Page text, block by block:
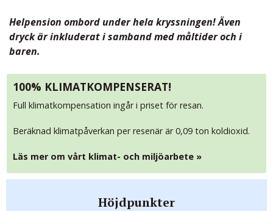
Helpension ombord under hela kryssningen! Även
dryck är inkluderat i samband med måltider och i
baren.
100% KLIMATKOMPENSERAT!
Full klimatkompensation ingår i priset för resan.
Beräknad klimatpåverkan per resenär är 0,09 ton koldioxid.
Läs mer om vårt klimat- och miljöarbete »
Höjdpunkter